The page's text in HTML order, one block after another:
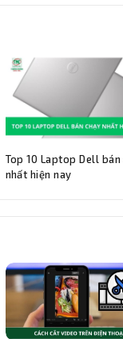
Top 10 Laptop Dell bán
nhất hiện nay